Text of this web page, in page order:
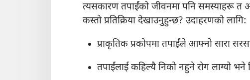
त्यसकारण तपाईंको जीवनमा पनि समस्याहरू
कस्तो प्रतिक्रिया देखाउनुहुन्छ? उदाहरणको लागि:
प्राकृतिक प्रकोपमा तपाईंले आफ्नो सारा
तपाईंलाई कहिल्यै निको नहुने रोग लाग्यो भने